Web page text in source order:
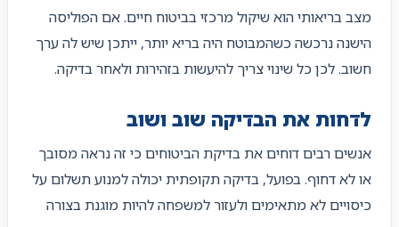
מצב בריאותי הוא שיקול מרכזי בביטוח חיים. אם הפוליסה
הישנה נרכשה כשהמבוטח היה בריא יותר, ייתכן שיש לה ערך
חשוב. לכן כל שינוי צריך להיעשות בזהירות ולאחר בדיקה.
לדחות את הבדיקה שוב ושוב
אנשים רבים דוחים את בדיקת הביטוחים כי זה נראה מסובך
או לא דחוף. בפועל, בדיקה תקופתית יכולה למנוע תשלום על
כיסויים לא מתאימים ולעזור למשפחה להיות מוגנת בצורה